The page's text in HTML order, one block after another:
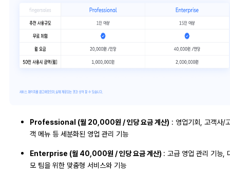
Professional (월 20,000원 / 인당 요금 계산) : 영업기회, 고객사/
객 메뉴 등 세분화된 영업 관리 기능
Enterprise (월 40,000원 / 인당 요금 계산) : 고급 영업 관리 기능,
모 팀을 위한 맞춤형 서비스와 기능